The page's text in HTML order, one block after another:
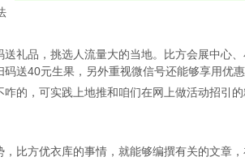
品，挑选人流量大的当地。比方会展中心、
送40元生果，另外重视微信号还能够享用优
，可实践上地推和咱们在网上做活动招引
方优衣库的事情，就能够编撰有关的文章